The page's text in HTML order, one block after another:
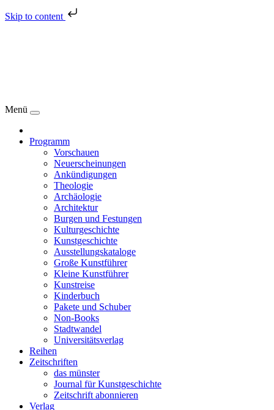
Skip to content
Menü
Programm
Vorschauen
Neuerscheinungen
Ankündigungen
Theologie
Archäologie
Architektur
Burgen und Festungen
Kulturgeschichte
Kunstgeschichte
Ausstellungskataloge
Große Kunstführer
Kleine Kunstführer
Kunstreise
Kinderbuch
Pakete und Schuber
Non-Books
Stadtwandel
Universitätsverlag
Reihen
Zeitschriften
das münster
Journal für Kunstgeschichte
Zeitschrift abonnieren
Verlag